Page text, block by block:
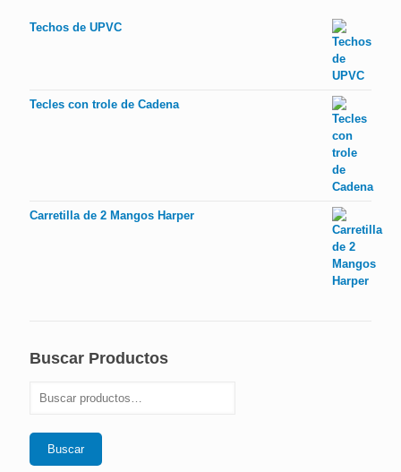
Techos de UPVC
Tecles con trole de Cadena
Carretilla de 2 Mangos Harper
Buscar Productos
Buscar